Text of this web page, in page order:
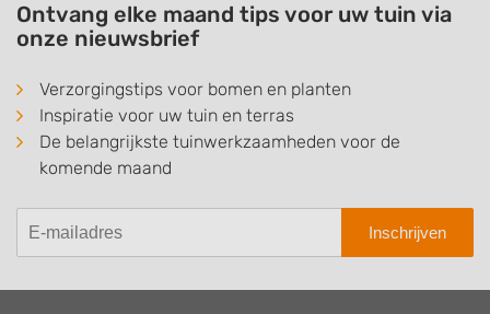
Ontvang elke maand tips voor uw tuin via
onze nieuwsbrief
Verzorgingstips voor bomen en planten
Inspiratie voor uw tuin en terras
De belangrijkste tuinwerkzaamheden voor de
komende maand
Inschrijven